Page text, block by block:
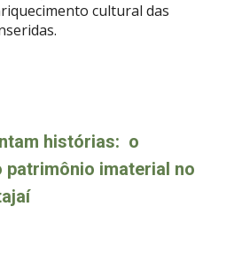
cultural das
histórias: o
patrimônio imaterial no